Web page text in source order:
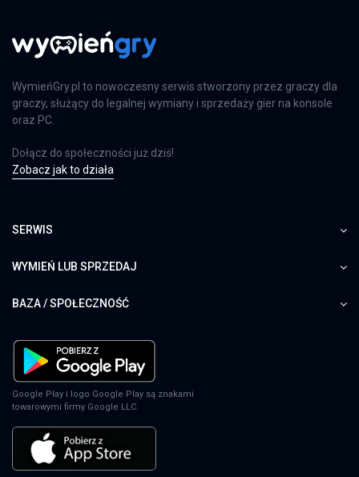
WymieńGry.pl to nowoczesny serwis stworzony przez graczy dla
graczy, służący do legalnej wymiany i sprzedaży gier na konsole
oraz PC.
Dołącz do społeczności już dziś!
Zobacz jak to działa
SERWIS
WYMIEŃ LUB SPRZEDAJ
BAZA / SPOŁECZNOŚĆ
Google Play i logo Google Play są znakami
towarowymi firmy Google LLC.